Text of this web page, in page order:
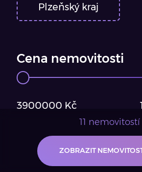
Plzeňský kraj
Cena nemovitosti
3900000 Kč
11 nemovitostí
ZOBRAZIT